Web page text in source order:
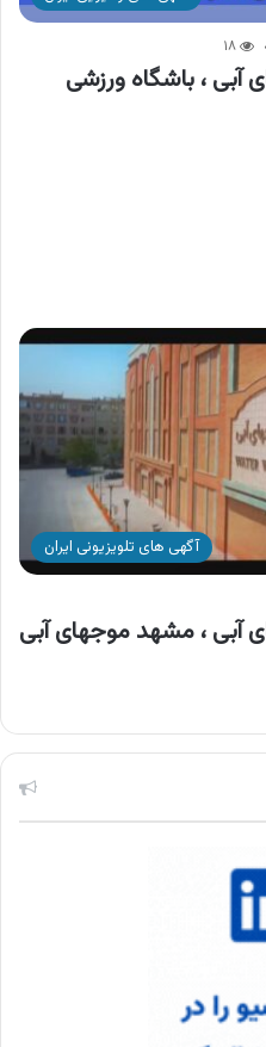
۱۸
، باشگاه ورزشی
آگهی های تلویزیونی ایران
آبی ، مشهد موجهای آبی